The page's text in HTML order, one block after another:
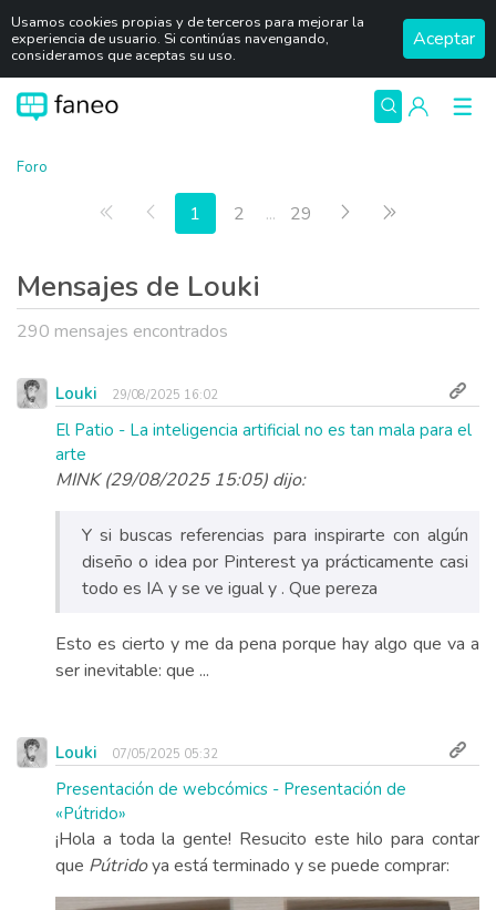
Usamos cookies propias y de terceros para mejorar la
experiencia de usuario. Si continúas navengando,
consideramos que aceptas su uso.
Aceptar
Foro
Primera página
Anterior
1 2 ... 29 Siguiente
Mensajes de Louki
290 mensajes encontrados
Louki 29/08/2025 16:02
El Patio - La inteligencia artificial no es tan mala para el
arte
MINK (29/08/2025 15:05) dijo:
Y si buscas referencias para inspirarte con algún
diseño o idea por Pinterest ya prácticamente casi
todo es IA y se ve igual y . Que pereza
Esto es cierto y me da pena porque hay algo que va a
ser inevitable: que ...
Louki 07/05/2025 05:32
Presentación de webcómics - Presentación de
«Pútrido»
¡Hola a toda la gente! Resucito este hilo para contar
que Pútridoya está terminado y se puede comprar: